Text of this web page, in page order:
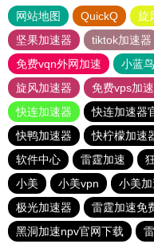
网站地图 QuickQ 旋
坚果加速器
tiktok加速器
免费vqn外网加速
小蓝鸟
旋风加速器
免费vps加
快连加速器
快连加速器
快鸭加速器
快柠檬加速
软件中心
雷霆加速
小美
小美vpn 小美
极光加速器
雷霆加速免
黑洞加速npv官网下载